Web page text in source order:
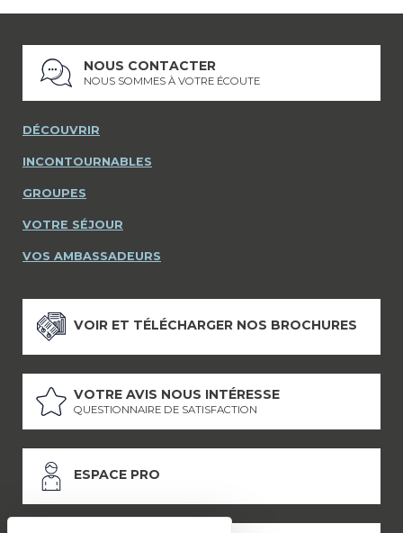
NOUS CONTACTER
NOUS SOMMES À VOTRE ÉCOUTE
DÉCOUVRIR
INCONTOURNABLES
GROUPES
VOTRE SÉJOUR
VOS AMBASSADEURS
VOIR ET TÉLÉCHARGER NOS BROCHURES
VOTRE AVIS NOUS INTÉRESSE
QUESTIONNAIRE DE SATISFACTION
ESPACE PRO